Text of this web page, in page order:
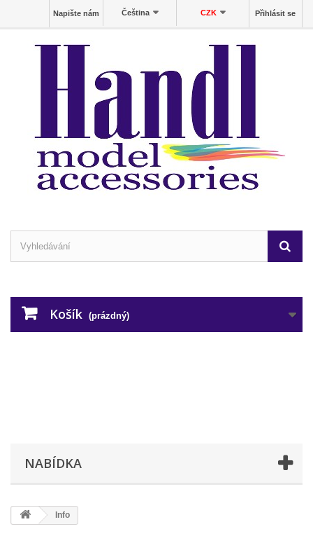
Přihlásit se
CZK
Čeština
Napište nám
Košík (prázdný)
NABÍDKA
Info